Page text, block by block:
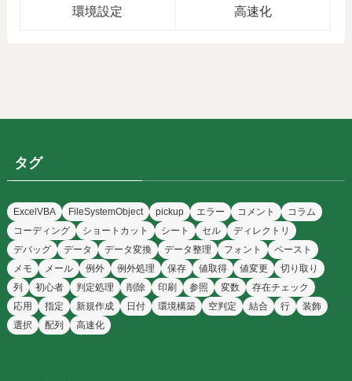
環境設定 高速化
タグ
ExcelVBA FileSystemObject pickup エラー コメント
コラム
コーディング
ショートカット シート セル
ディレクトリ
デバッグ
データ データ変換 データ整理 フォント
ペースト
メモ
メール 例外 例外処理 保存 値取得 値変更
切り取り
列
初心者 判定処理 削除 印刷 参照 変数
存在チェック
応用
指定 新規作成 日付 環境構築 空判定 結合 行
装飾
選択
配列 高速化